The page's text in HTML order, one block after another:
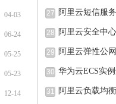
04-03
06-24
05-25
05-23
12-14
27 阿里云短信服务
28 阿里云安全中
29 阿里云弹性公
30 华为云ECS实
例的
31 阿里云负载均衡